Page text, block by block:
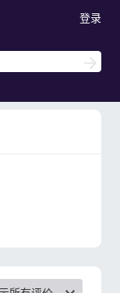
登录
搜
索